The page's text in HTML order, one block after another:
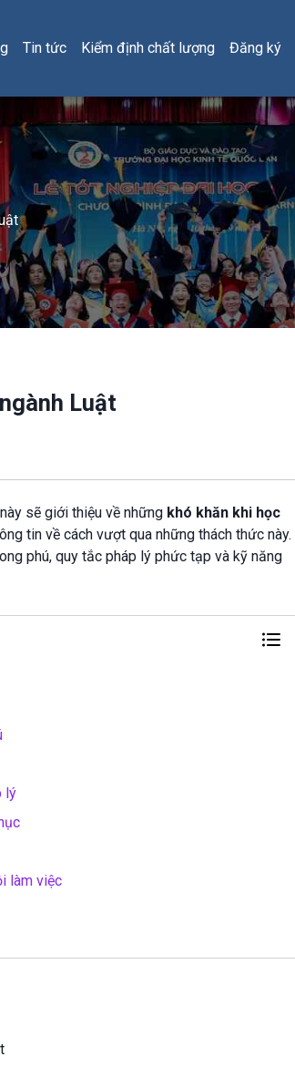
Tin tức Kiểm định chất lượng Đăng ký
Luật
sẽ giới thiệu về những khó khăn khi học
tin về cách vượt qua những thách thức này.
phú, quy tắc pháp lý phức tạp và kỹ năng
lý
làm việc